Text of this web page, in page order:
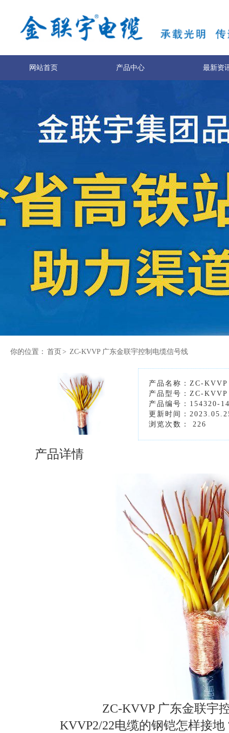
网站首页 产品中心 最新资
你的位置： 首页 > ZC-KVVP 广东金联宇控制电缆信号线
产品名称：ZC-
产品型号：ZC-KVVP
产品编号：154320-
更新时间：
浏览次数： 226
产品详情
ZC-KVVP 广东金联宇
KVVP2/22电缆的钢铠怎样接